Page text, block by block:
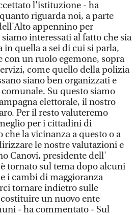
l'istituzione - ha
riguarda noi, a parte
appennino per
interessati al fatto che sia
in quella a sei di cui si parla,
con un ruolo egemone, sopra
come quello della polizia
siano ben organizzati e
Su questo siamo
elettorale, il nostro
Per il resto valuteremo
per i cittadini di
la vicinanza a questo o a
le nostre valutazioni e
Canovi, presidente dell'
tornato sul tema dopo alcuni
i cambi di maggioranza
tornare indietro sulle
un nuovo ente
- ha commentato - Sul